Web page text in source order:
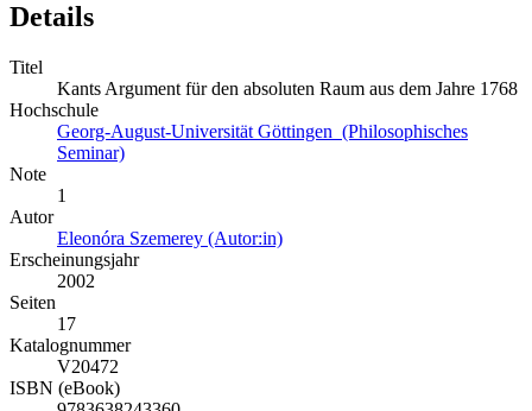
Details
Titel
Kants Argument für den absoluten Raum aus dem Jahre 1768
Hochschule
Georg-August-Universität Göttingen (Philosophisches
Seminar)
Note
1
Autor
Eleonóra Szemerey (Autor:in)
Erscheinungsjahr
2002
Seiten
17
Katalognummer
V20472
ISBN (eBook)